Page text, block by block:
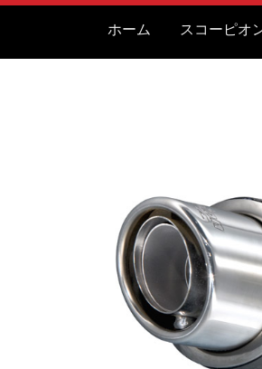
ホーム スコーピオ